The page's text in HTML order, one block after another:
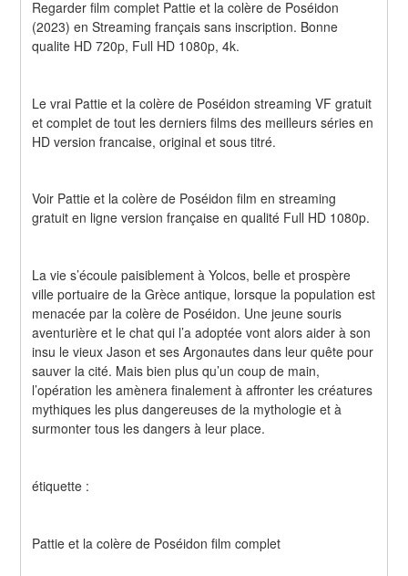
Regarder film complet Pattie et la colère de Poséidon
(2023) en Streaming français sans inscription. Bonne
qualite HD 720p, Full HD 1080p, 4k.
Le vrai Pattie et la colère de Poséidon streaming VF gratuit
et complet de tout les derniers films des meilleurs séries en
HD version francaise, original et sous titré.
Voir Pattie et la colère de Poséidon film en streaming
gratuit en ligne version française en qualité Full HD 1080p.
La vie s’écoule paisiblement à Yolcos, belle et prospère
ville portuaire de la Grèce antique, lorsque la population est
menacée par la colère de Poséidon. Une jeune souris
aventurière et le chat qui l’a adoptée vont alors aider à son
insu le vieux Jason et ses Argonautes dans leur quête pour
sauver la cité. Mais bien plus qu’un coup de main,
l’opération les amènera finalement à affronter les créatures
mythiques les plus dangereuses de la mythologie et à
surmonter tous les dangers à leur place.
étiquette :
Pattie et la colère de Poséidon film complet